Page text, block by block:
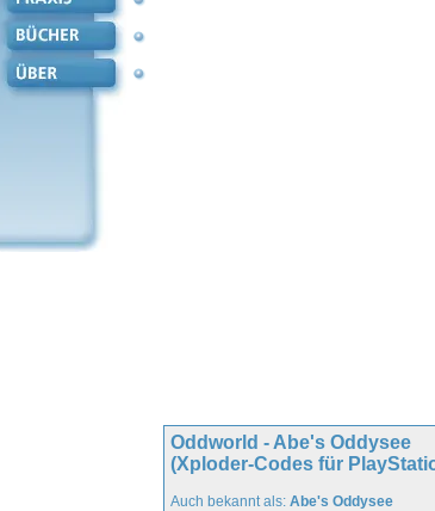
Oddworld - Abe's Oddysee
(Xploder-Codes für
Auch bekannt als: Abe's Oddysee